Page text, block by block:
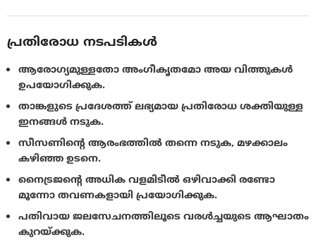
പ്രതിരോധ നടപടികൾ
ആരോഗ്യമുള്ളതോ അംഗീകൃതമോ അയ വിത്തുകള്‍
ഉപയോഗിക്കുക.
താങ്കളുടെ പ്രദേശത്ത് ലഭ്യമായ പ്രതിരോധ ശക്തിയുള്ള
ഇനങ്ങള്‍ നടുക.
സീസണിന്റെ ആരംഭത്തില്‍ തന്നെ നടുക, മഴക്കാലം
കഴിഞ്ഞ ഉടനെ.
നൈട്രജന്റെ അധിക വളമിടീല്‍ ഒഴിവാക്കി രണ്ടോ
മൂന്നോ തവണകളായി പ്രയോഗിക്കുക.
പതിവായ ജലസേചനത്തിലൂടെ വരള്‍ച്ചയുടെ ആഘാതം
കുറയ്ക്കുക.